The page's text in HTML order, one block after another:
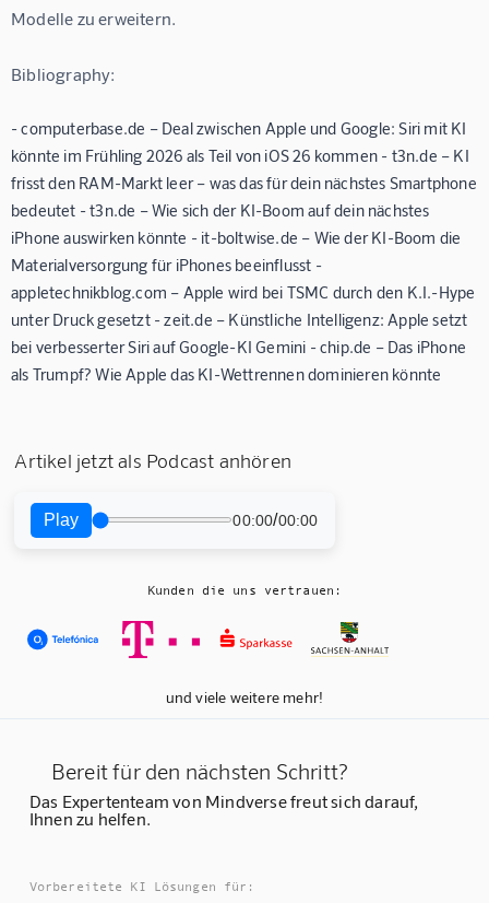
Modelle zu erweitern.
Bibliography:
- computerbase.de – Deal zwischen Apple und Google: Siri mit KI
könnte im Frühling 2026 als Teil von iOS 26 kommen - t3n.de – KI
frisst den RAM-Markt leer – was das für dein nächstes Smartphone
bedeutet - t3n.de – Wie sich der KI-Boom auf dein nächstes
iPhone auswirken könnte - it-boltwise.de – Wie der KI-Boom die
Materialversorgung für iPhones beeinflusst -
appletechnikblog.com – Apple wird bei TSMC durch den K.I.-Hype
unter Druck gesetzt - zeit.de – Künstliche Intelligenz: Apple setzt
bei verbesserter Siri auf Google-KI Gemini - chip.de – Das iPhone
als Trumpf? Wie Apple das KI-Wettrennen dominieren könnte
Artikel jetzt als Podcast anhören
Play 00:00/00:00
Kunden die uns vertrauen:
und viele weitere mehr!
Bereit für den nächsten Schritt?
Das Expertenteam von Mindverse freut sich darauf,
Ihnen zu helfen.
Vorbereitete KI Lösungen für: